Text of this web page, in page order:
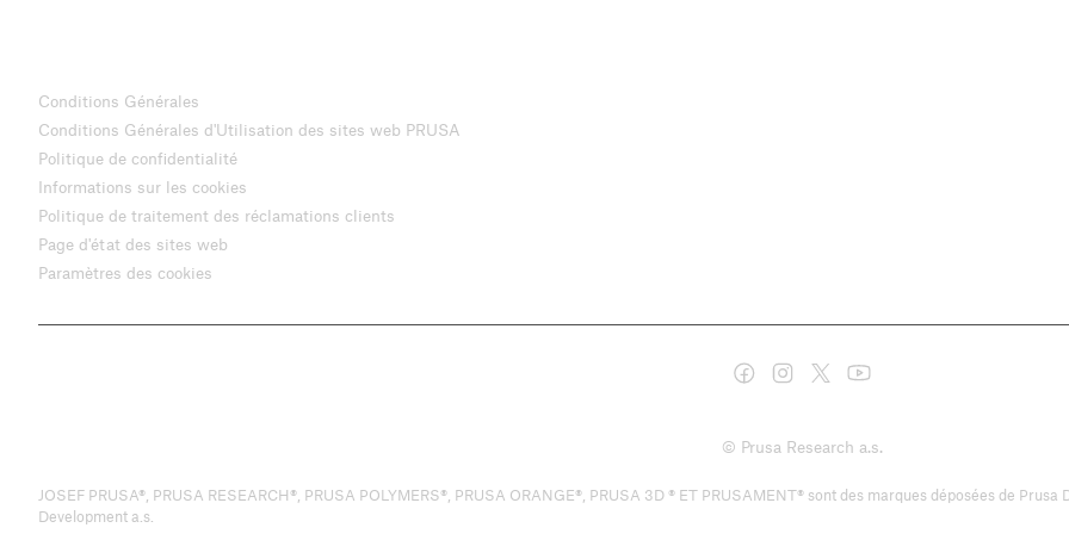
Conditions Générales
Conditions Générales d'Utilisation des sites web PRUSA
Politique de confidentialité
Informations sur les cookies
Politique de traitement des réclamations clients
Page d'état des sites web
Paramètres des cookies
© Prusa Research a.s.
JOSEF PRUSA®, PRUSA RESEARCH®, PRUSA POLYMERS®, PRUSA ORANGE®, PRUSA 3D ® ET PRUSAMENT® sont des marques déposées de
Development a.s.